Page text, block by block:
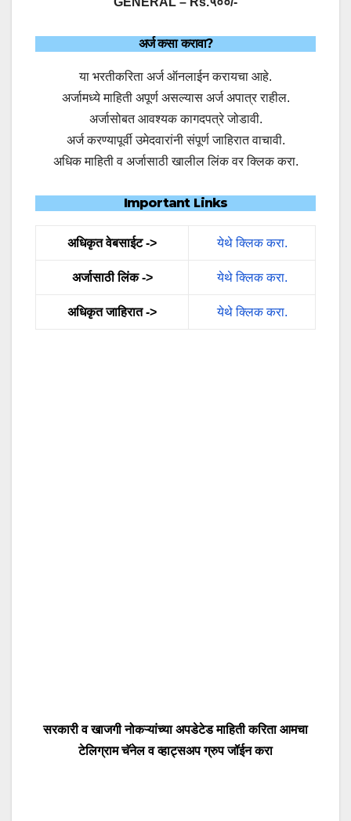
अर्ज कसा करावा?
या भरतीकरिता अर्ज ऑनलाईन करायचा आहे.
अर्जामध्ये माहिती अपूर्ण असल्यास अर्ज अपात्र राहील.
अर्जासोबत आवश्यक कागदपत्रे जोडावी.
अर्ज करण्यापूर्वी उमेदवारांनी संपूर्ण जाहिरात वाचावी.
अधिक माहिती व अर्जासाठी खालील लिंक वर क्लिक करा.
Important Links
अधिकृत वेबसाईट -> येथे क्लिक करा.
अर्जासाठी लिंक -> येथे क्लिक करा.
अधिकृत जाहिरात -> येथे क्लिक करा.
सरकारी व खाजगी नोकऱ्यांच्या अपडेटेड माहिती करिता आमचा
टेलिग्राम चॅनेल व व्हाट्सअप ग्रुप जॉईन करा